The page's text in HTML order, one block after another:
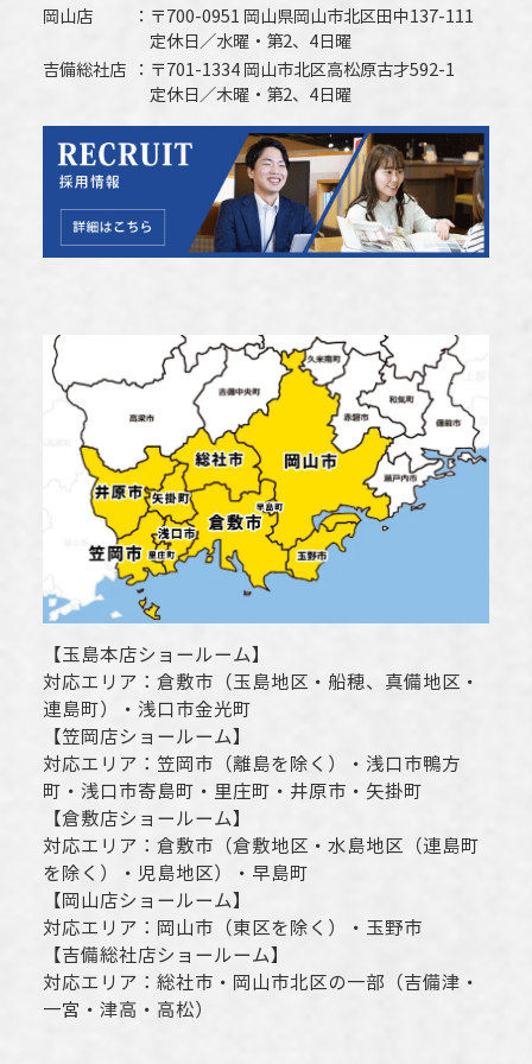
岡山店
〒700-0951 岡山県岡山市北区田中137-111
定休日／水曜・第2、4日曜
吉備総社店
〒701-1334 岡山市北区高松原古才592-1
定休日／木曜・第2、4日曜
【玉島本店ショールーム】
対応エリア： 倉敷市 （玉島地区・船穂、真備地区・
連島町）・ 浅口市金光町
【笠岡店ショールーム】
対応エリア： 笠岡市（離島を除く） ・ 浅口市鴨方
町・ 浅口市寄島町・里庄町・ 井原市 ・矢掛町
【倉敷店ショールーム】
対応エリア： 倉敷市 （倉敷地区・水島地区（連島町
を除く）・児島地区）・早島町
【 岡山店ショールーム】
対応エリア： 岡山市 （東区を除く）・玉野市
【吉備総社店ショールーム】
対応エリア： 総社市 ・ 岡山市北区の一部（吉備津・
一宮・津高・高松）